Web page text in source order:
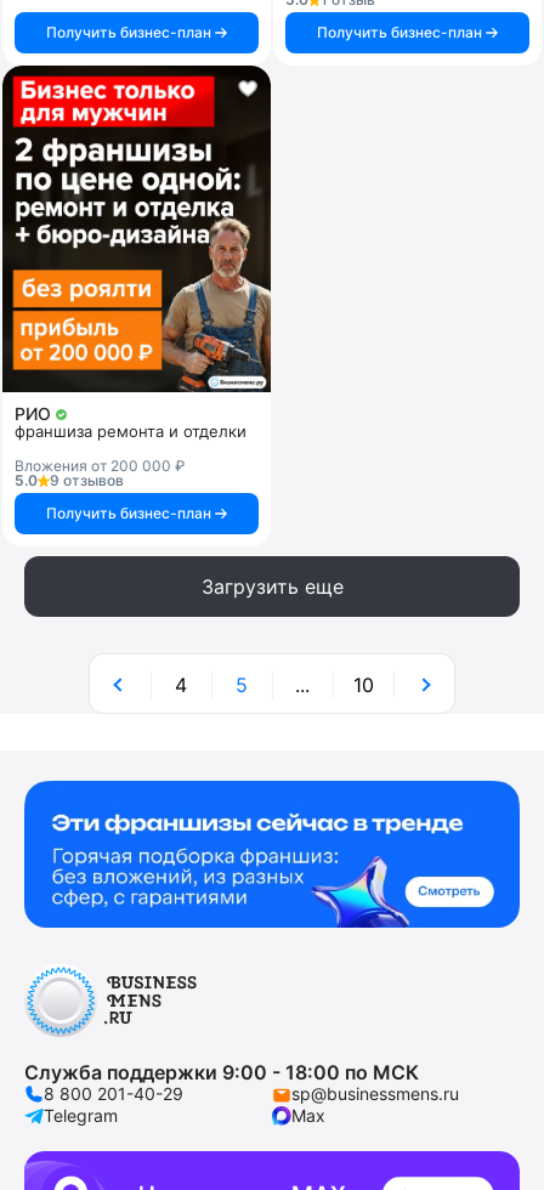
Получить бизнес-план
Получить бизнес-план
РИО
франшиза ремонта и отделки
Вложения от 200 000 ₽
5.0
9 отзывов
Получить бизнес-план
Загрузить еще
4 5 ... 10
Служба поддержки 9:00 - 18:00 по МСК
8 800 201-40-29
sp@businessmens.ru
Telegram
Max